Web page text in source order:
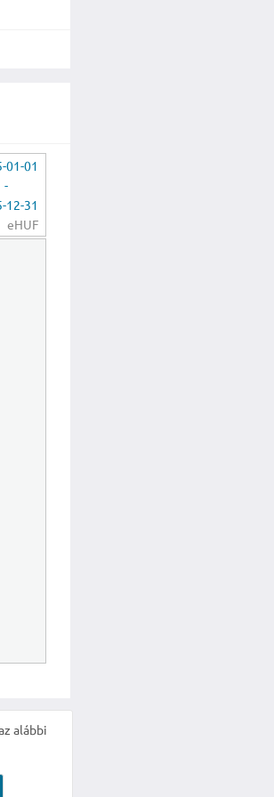
01-01
-
12-31
eHUF
alábbi